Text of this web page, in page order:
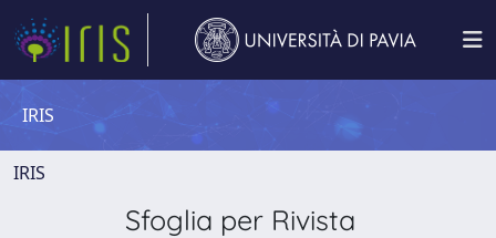
IRIS
IRIS
Sfoglia per Rivista